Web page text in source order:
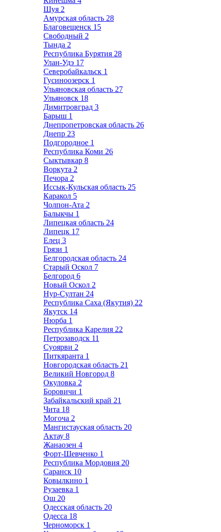
Шуя 2
Амурская область 28
Благовещенск 15
Свободный 2
Тында 2
Республика Бурятия 28
Улан-Удэ 17
Северобайкальск 1
Гусиноозерск 1
Ульяновская область 27
Ульяновск 18
Димитровград 3
Барыш 1
Днепропетровская область 26
Днепр 23
Подгородное 1
Республика Коми 26
Сыктывкар 8
Воркута 2
Печора 2
Иссык-Кульская область 25
Каракол 5
Чолпон-Ата 2
Балыкчы 1
Липецкая область 24
Липецк 17
Елец 3
Грязи 1
Белгородская область 24
Старый Оскол 7
Белгород 6
Новый Оскол 2
Нур-Султан 24
Республика Саха (Якутия) 22
Якутск 14
Нюрба 1
Республика Карелия 22
Петрозаводск 11
Суоярви 2
Питкяранта 1
Новгородская область 21
Великий Новгород 8
Окуловка 2
Боровичи 1
Забайкальский край 21
Чита 18
Могоча 2
Мангистауская область 20
Актау 8
Жанаозен 4
Форт-Шевченко 1
Республика Мордовия 20
Саранск 10
Ковылкино 1
Рузаевка 1
Ош 20
Одесская область 20
Одесса 18
Черноморск 1